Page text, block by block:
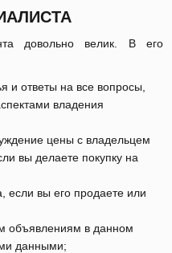
довольно велик. В его
и ответы на все вопросы,
владения
цены с владельцем
вы делаете покупку на
если вы его продаете или
объявлениям в данном
данными;